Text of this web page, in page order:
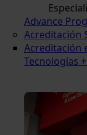
Advance
Acreditación
Acreditación
Tecnologías